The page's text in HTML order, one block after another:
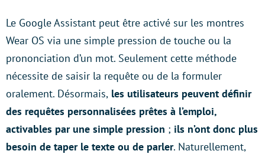
Le Google Assistant peut être activé sur les montres
Wear OS via une simple pression de touche ou la
prononciation d’un mot. Seulement cette méthode
nécessite de saisir la requête ou de la formuler
oralement. Désormais, les utilisateurs peuvent définir
des requêtes personnalisées prêtes à l’emploi,
activables par une simple pression ; ils n’ont donc plus
besoin de taper le texte ou de parler. Naturellement,